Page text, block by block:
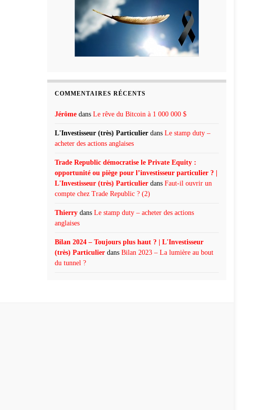
COMMENTAIRES RÉCENTS
Jérôme dans Le rêve du Bitcoin à 1 000 000 $
L'Investisseur (très) Particulier dans Le stamp duty –
acheter des actions anglaises
Trade Republic démocratise le Private Equity :
opportunité ou piège pour l’investisseur particulier ? |
L'Investisseur (très) Particulier dans Faut-il ouvrir un
compte chez Trade Republic ? (2)
Thierry dans Le stamp duty – acheter des actions
anglaises
Bilan 2024 – Toujours plus haut ? | L'Investisseur
(très) Particulier dans Bilan 2023 – La lumière au bout
du tunnel ?